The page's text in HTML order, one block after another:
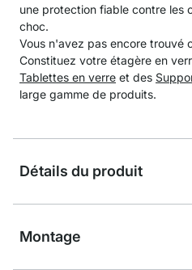
une protection fiable contre les
choc.
Vous n'avez pas encore trouvé
Constituez votre étagère en
Tablettes en verre et des
large gamme de produits.
Détails du produit
Montage